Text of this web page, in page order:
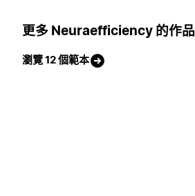
更多 Neuraefficiency 的作品
瀏覽 12 個範本